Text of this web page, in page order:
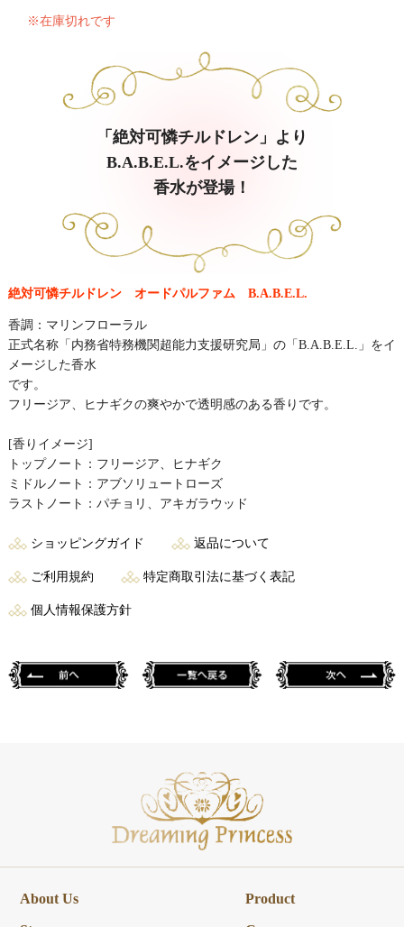
※在庫切れです
「絶対可憐チルドレン」より
B.A.B.E.L.をイメージした
香水が登場！
絶対可憐チルドレン オードパルファム B.A.B.E.L.
香調：マリンフローラル
正式名称「内務省特務機関超能力支援研究局」の「B.A.B.E.L.」をイ
メージした香水
です。
フリージア、ヒナギクの爽やかで透明感のある香りです。
[香りイメージ]
トップノート：フリージア、ヒナギク
ミドルノート：アブソリュートローズ
ラストノート：パチョリ、アキガラウッド
ショッピングガイド 返品について
ご利用規約 特定商取引法に基づく表記
個人情報保護方針
About Us Product